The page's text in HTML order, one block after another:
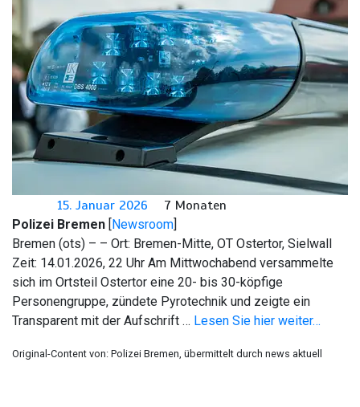
15. Januar 2026 7 Monaten
Polizei Bremen [Newsroom]
Bremen (ots) – – Ort: Bremen-Mitte, OT Ostertor, Sielwall
Zeit: 14.01.2026, 22 Uhr Am Mittwochabend versammelte
sich im Ortsteil Ostertor eine 20- bis 30-köpfige
Personengruppe, zündete Pyrotechnik und zeigte ein
Transparent mit der Aufschrift … Lesen Sie hier weiter…
Original-Content von: Polizei Bremen, übermittelt durch news aktuell